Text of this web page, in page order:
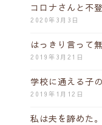
コロナさんと不登
2020年3月3日
はっきり言って
2019年3月21日
学校に通える子の
2019年1月12日
私は夫を諦めた。